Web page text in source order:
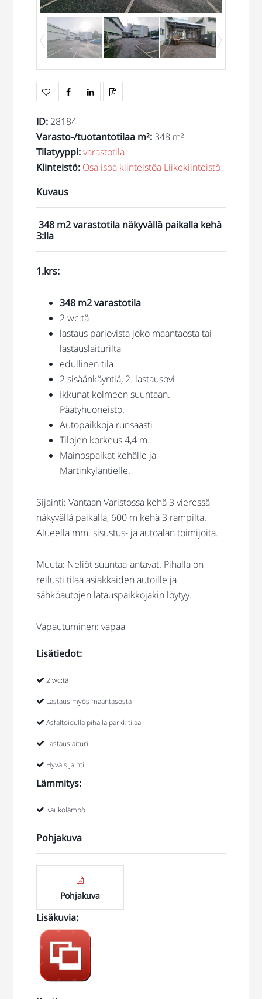
ID: 28184
Varasto-/tuotantotilaa m²:348 m²
Tilatyyppi:varastotila
Kiinteistö: Osa isoa kiinteistöä Liikekiinteistö
Kuvaus
348 m2 varastotila näkyvällä paikalla kehä
3:lla
1.krs:
348 m2 varastotila
2 wc:tä
lastaus pariovista joko maantaosta tai
lastauslaiturilta
edullinen tila
2 sisäänkäyntiä, 2. lastausovi
Ikkunat kolmeen suuntaan.
Päätyhuoneisto.
Autopaikkoja runsaasti
Tilojen korkeus 4,4 m.
Mainospaikat kehälle ja
Martinkyläntielle.
Sijainti: Vantaan Varistossa kehä 3 vieressä
näkyvällä paikalla, 600 m kehä 3 rampilta.
Alueella mm. sisustus- ja autoalan toimijoita.
Muuta: Neliöt suuntaa-antavat. Pihalla on
reilusti tilaa asiakkaiden autoille ja
sähköautojen latauspaikkojakin löytyy.
Vapautuminen: vapaa
Lisätiedot:
2 wc:tä
Lastaus myös maantasosta
Asfaltoidulla pihalla parkkitilaa
Lastauslaituri
Hyvä sijainti
Lämmitys:
Kaukolämpö
Pohjakuva
Pohjakuva
Lisäkuvia:
Kuvia